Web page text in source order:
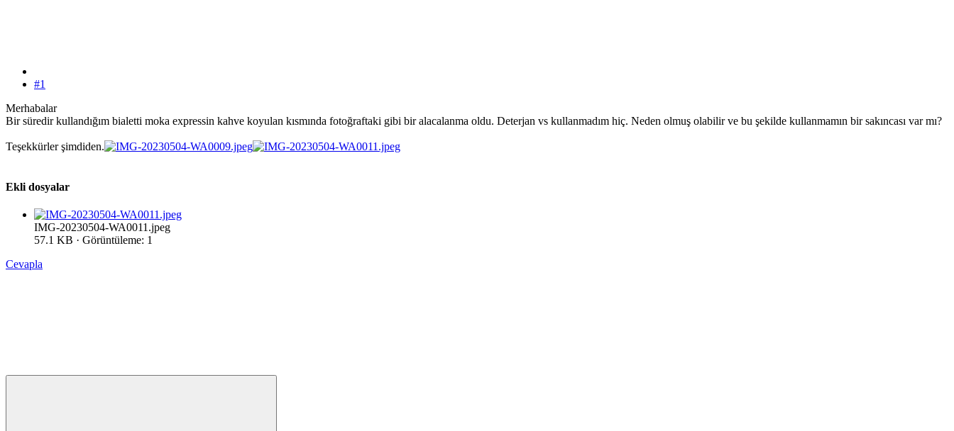
#1
Merhabalar
Bir süredir kullandığım bialetti moka expressin kahve koyulan kısmında fotoğraftaki gibi bir alacalanma oldu. Deterjan vs kullanmadım hiç. Neden olmuş olabilir ve bu şekilde kullanmamın bir sakıncası var mı?
Teşekkürler şimdiden.
Ekli dosyalar
IMG-20230504-WA0011.jpeg
57.1 KB · Görüntüleme: 1
Cevapla